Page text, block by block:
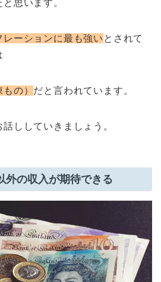
思います。
レーションに最も強い とされて
の） だと言われています。
ししていきましょう。
外の収入が期待できる